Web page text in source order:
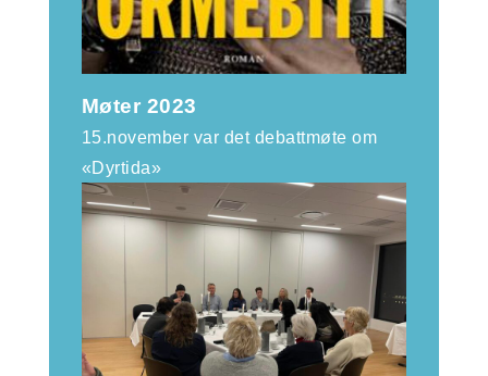
Møter 2023
15.november var det debattmøte om
«Dyrtida»